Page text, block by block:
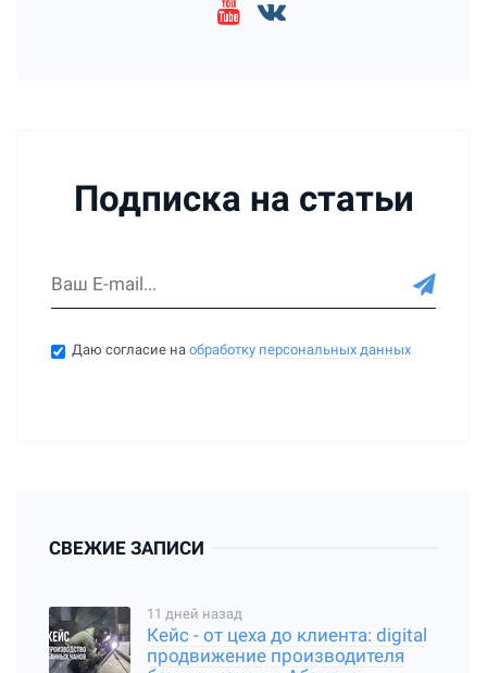
Подписка на статьи
Даю согласие наобработку персональных данных
СВЕЖИЕ ЗАПИСИ
11 дней назад
Кейс - от цеха до клиента: digital
продвижение производителя